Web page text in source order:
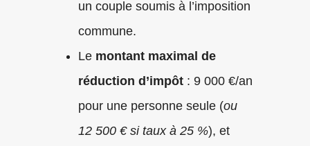
un couple soumis à l’imposition
commune.
Le montant maximal de
réduction d’impôt: 9 000 €/an
pour une personne seule (ou
12 500 € si taux à 25 %), et